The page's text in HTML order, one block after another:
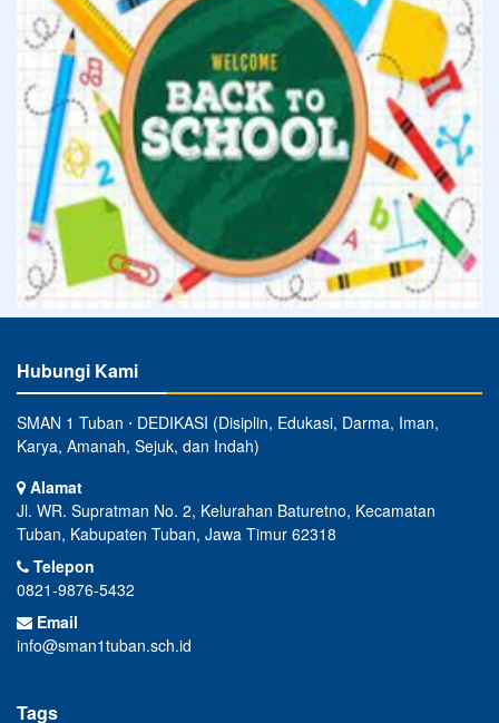
Hubungi Kami
SMAN 1 Tuban ⋅ DEDIKASI (Disiplin, Edukasi, Darma, Iman,
Karya, Amanah, Sejuk, dan Indah)
Alamat
Jl. WR. Supratman No. 2, Kelurahan Baturetno, Kecamatan
Tuban, Kabupaten Tuban, Jawa Timur 62318
Telepon
0821-9876-5432
Email
info@sman1tuban.sch.id
Tags